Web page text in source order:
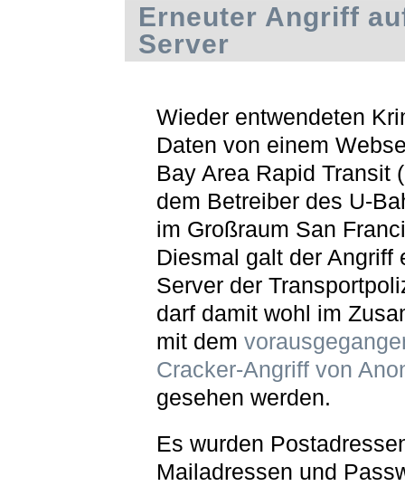
Erneuter Angriff
Server
Wieder entwendeten
Daten von einem
Bay Area Rapid Transit
dem Betreiber des U-
im Großraum San
Diesmal galt der Angriff
Server der
darf damit wohl im
mit dem
Cracker-Angriff von
gesehen werden.
Es wurden
Mailadressen und